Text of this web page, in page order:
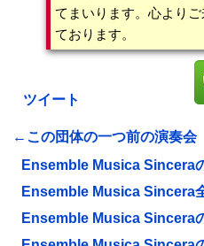
てまいります。心より
ております。
ツイート
←この団体の一つ前の演奏会
Ensemble Musica Sincera
Ensemble Musica Sincera
Ensemble Musica Sincera